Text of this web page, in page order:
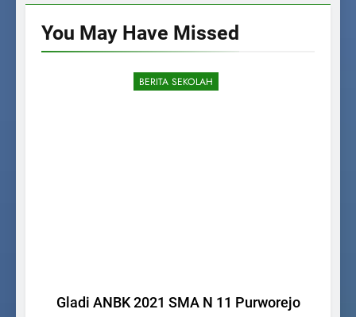
You May Have Missed
BERITA SEKOLAH
Gladi ANBK 2021 SMA N 11 Purworejo